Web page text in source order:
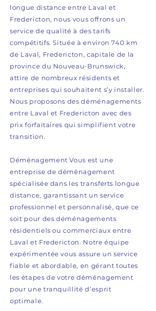
longue distance entre Laval et
Fredericton, nous vous offrons un
service de qualité à des tarifs
compétitifs. Située à environ 740 km
de Laval, Fredericton, capitale de la
province du Nouveau-Brunswick,
attire de nombreux résidents et
entreprises qui souhaitent s’y installer.
Nous proposons des déménagements
entre Laval et Fredericton avec des
prix forfaitaires qui simplifient votre
transition.
Déménagement Vous est une
entreprise de déménagement
spécialisée dans les transferts longue
distance, garantissant un service
professionnel et personnalisé, que ce
soit pour des déménagements
résidentiels ou commerciaux entre
Laval et Fredericton. Notre équipe
expérimentée vous assure un service
fiable et abordable, en gérant toutes
les étapes de votre déménagement
pour une tranquillité d’esprit
optimale.